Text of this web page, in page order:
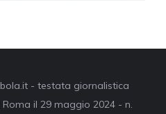
- testata giornalistica
il 29 maggio 2024 - n.